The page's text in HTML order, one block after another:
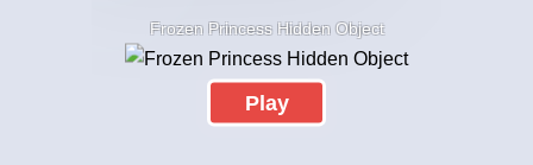
Frozen Princess Hidden Object
Play